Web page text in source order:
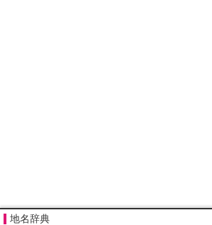
地名辞典